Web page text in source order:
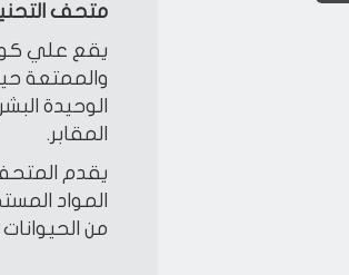
متحف
يقع علي
والممتعة
الوحيدة
المقابر.
يقدم
المواد
من